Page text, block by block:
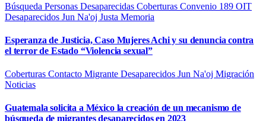
Búsqueda Personas Desaparecidas Coberturas Convenio 189 OIT
Desaparecidos Jun Na'oj Justa Memoria
Esperanza de Justicia, Caso Mujeres Achi y su denuncia contra
el terror de Estado “Violencia sexual”
Coberturas Contacto Migrante Desaparecidos Jun Na'oj Migración
Noticias
Guatemala solicita a México la creación de un mecanismo de
búsqueda de migrantes desaparecidos en 2023